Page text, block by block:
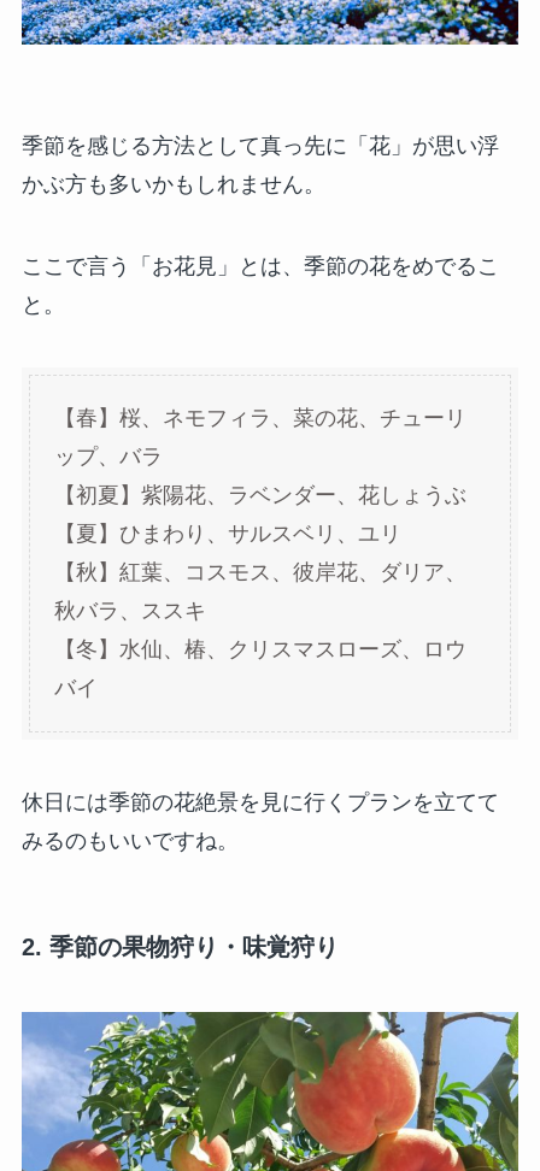
季節を感じる方法として真っ先に「花」が思い浮
かぶ方も多いかもしれません。
ここで言う「お花見」とは、季節の花をめでるこ
と。
【春】桜、ネモフィラ、菜の花、チューリ
ップ、バラ
【初夏】紫陽花、ラベンダー、花しょうぶ
【夏】ひまわり、サルスベリ、ユリ
【秋】紅葉、コスモス、彼岸花、ダリア、
秋バラ、ススキ
【冬】水仙、椿、クリスマスローズ、ロウ
バイ
休日には季節の花絶景を見に行くプランを立てて
みるのもいいですね。
2. 季節の果物狩り・味覚狩り